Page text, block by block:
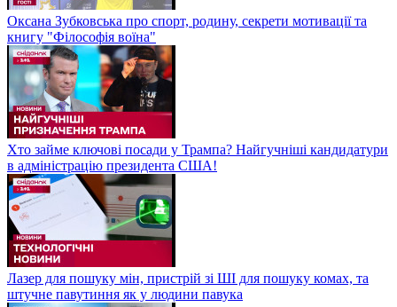
Оксана Зубковська про спорт, родину, секрети мотивації та
книгу "Філософія воїна"
Хто займе ключові посади у Трампа? Найгучніші кандидатури
в адміністрацію президента США!
Лазер для пошуку мін, пристрій зі ШІ для пошуку комах, та
штучне павутиння як у людини павука